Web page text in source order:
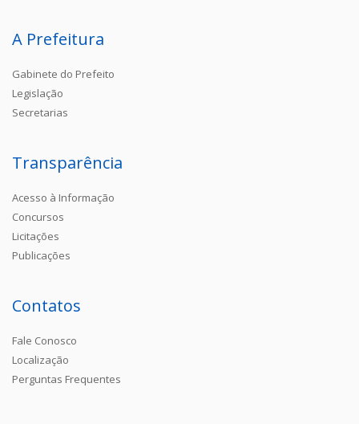
A Prefeitura
Gabinete do Prefeito
Legislação
Secretarias
Transparência
Acesso à Informação
Concursos
Licitações
Publicações
Contatos
Fale Conosco
Localização
Perguntas Frequentes